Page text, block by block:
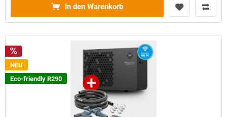
In den Warenkorb
NEU
Eco-friendly R290